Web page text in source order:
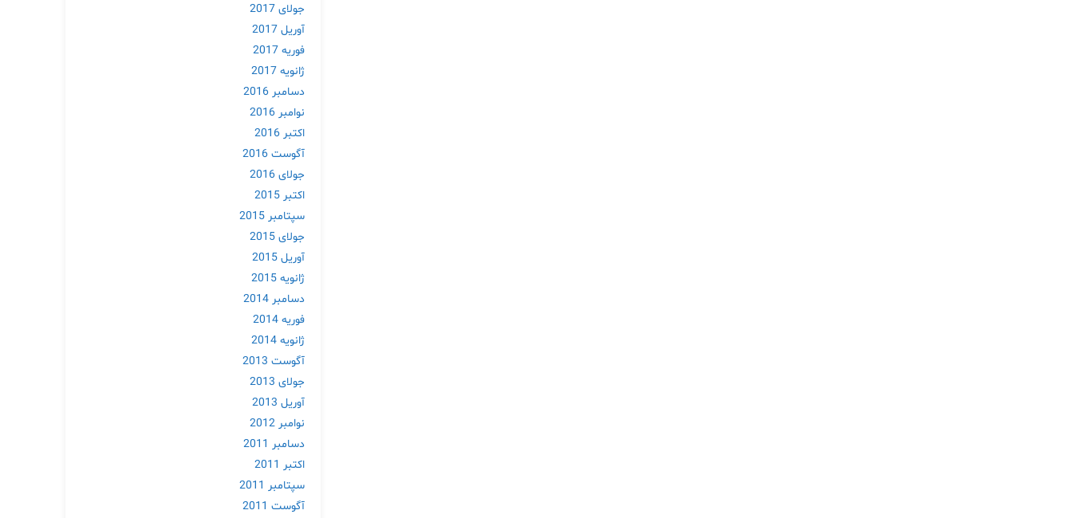
جولای 2017
آوریل 2017
فوریه 2017
ژانویه 2017
دسامبر 2016
نوامبر 2016
اکتبر 2016
آگوست 2016
جولای 2016
اکتبر 2015
سپتامبر 2015
جولای 2015
آوریل 2015
ژانویه 2015
دسامبر 2014
فوریه 2014
ژانویه 2014
آگوست 2013
جولای 2013
آوریل 2013
نوامبر 2012
دسامبر 2011
اکتبر 2011
سپتامبر 2011
آگوست 2011